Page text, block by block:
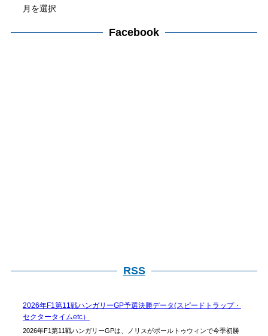
検
カ
Facebook
RSS
2026年F1第11戦ハンガリーGP予選決勝データ(スピードトラップ・
セクタータイムetc）
2026年F1第11戦ハンガリーGPは、ノリスがポールトゥウィンで今季初勝